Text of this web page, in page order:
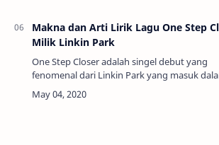
Makna dan Arti Lirik Lagu One Step
Milik Linkin Park
One Step Closer adalah singel debut yang
fenomenal dari Linkin Park yang masuk
album legendaris mereka, Hybrid Theory
Lagu ini lahir dari rasa frustrasi dan